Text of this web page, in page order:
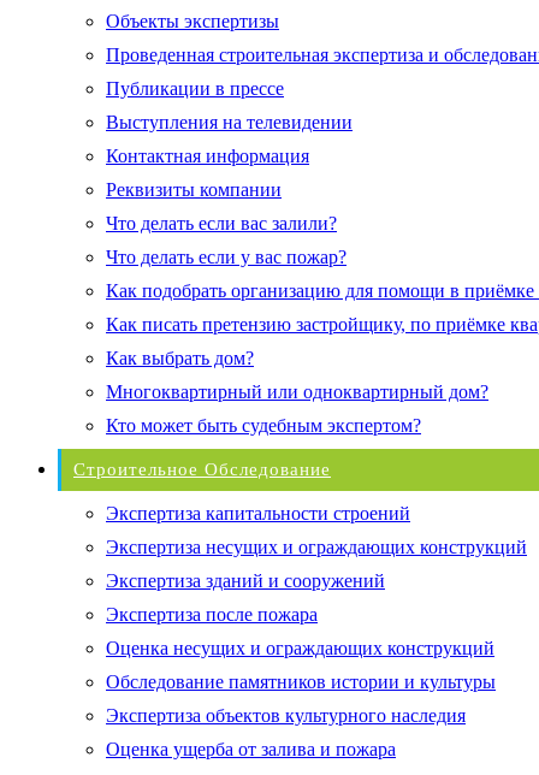
Объекты экспертизы
Проведенная строительная экспертиза и
Публикации в прессе
Выступления на телевидении
Контактная информация
Реквизиты компании
Что делать если вас залили?
Что делать если у вас пожар?
Как подобрать организацию для помощи в приёмке
Как писать претензию застройщику, по приёмке
Как выбрать дом?
Многоквартирный или одноквартирный дом?
Кто может быть судебным экспертом?
Строительное Обследование
Экспертиза капитальности строений
Экспертиза несущих и ограждающих конструкций
Экспертиза зданий и сооружений
Экспертиза после пожара
Оценка несущих и ограждающих конструкций
Обследование памятников истории и культуры
Экспертиза объектов культурного наследия
Оценка ущерба от залива и пожара